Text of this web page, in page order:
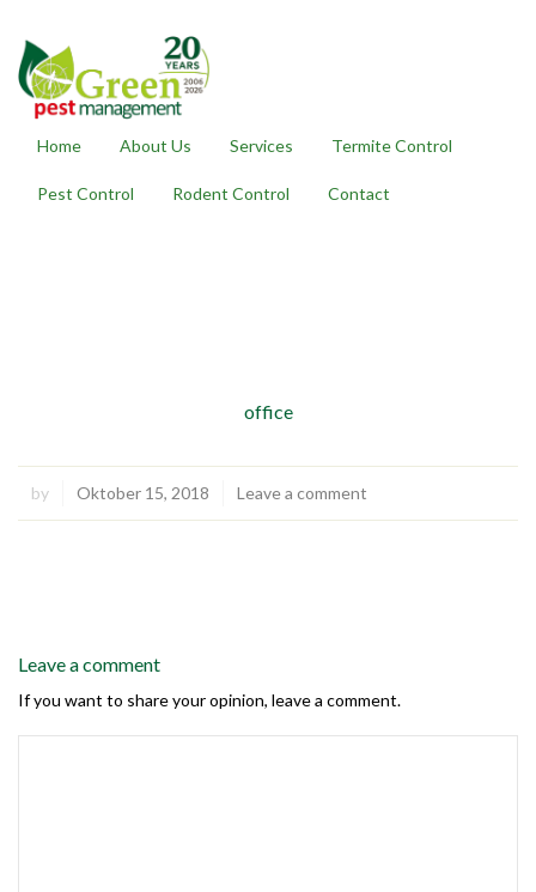
Home About Us Services Termite Control
Pest Control Rodent Control Contact
office
by Oktober 15, 2018 Leave a comment
Leave a comment
If you want to share your opinion, leave a comment.